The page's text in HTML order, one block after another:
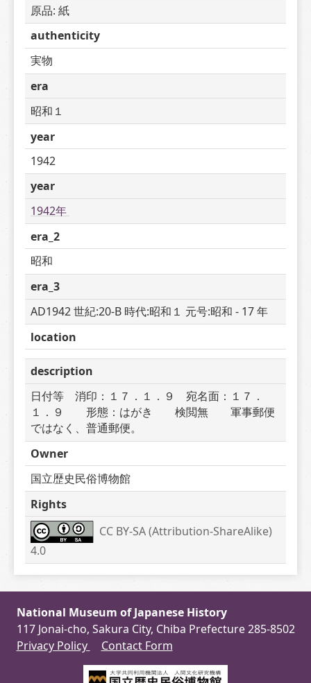
原品: 紙
authenticity
実物
era
昭和１
year
1942
year
1942年
era_2
昭和
era_3
AD1942 世紀:20-B 時代:昭和１ 元号:昭和 - 17 年
location
description
日付等　消印：１７．１．９　宛名面：１７．
１．９　　形態：はがき　　検閲無　　軍事郵便
ではなく、普通郵便。
Owner
国立歴史民俗博物館
Rights
CC BY-SA (Attribution-ShareAlike)
4.0
National Museum of Japanese History
117 Jonai-cho, Sakura City, Chiba Prefecture 285-8502
Privacy Policy
Contact Form